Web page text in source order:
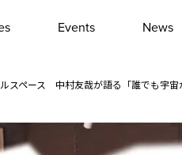
Events News
ペース 中村友哉が語る「誰でも宇宙